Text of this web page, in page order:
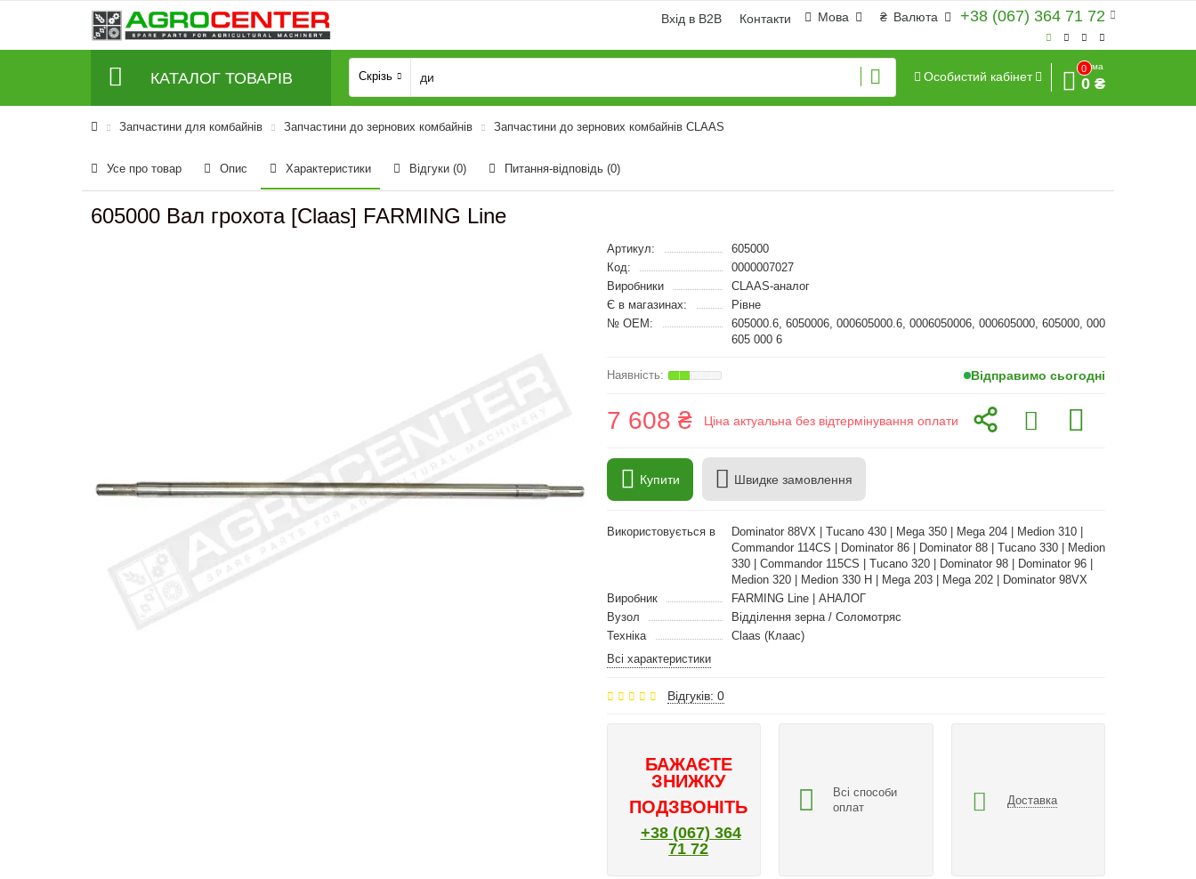
+38 (067) 364 71 72
₴ Валюта
Мова
Вхід в B2B Контакти
КАТАЛОГ ТОВАРІВ Скрізь Особистий кабінет
0
Сума
0 ₴
Запчастини для комбайнів Запчастини до зернових комбайнів Запчастини до зернових комбайнів CLAAS
Усе про товар Опис Характеристики Відгуки (0) Питання-відповідь (0)
605000 Вал грохота [Claas] FARMING Line
Артикул:
605000
Код:
0000007027
Виробники
CLAAS-аналог
Є в магазинах:
Рівне
№ OEM:
605000.6, 6050006, 000605000.6, 0006050006, 000605000, 605000, 000
605 000 6
Відправимо сьогодні
7 608 ₴ Ціна актуальна без відтермінування оплати
Купити Швидке замовлення
Використовується в
Dominator 88VX | Tucano 430 | Mega 350 | Mega 204 | Medion 310 |
Commandor 114CS | Dominator 86 | Dominator 88 | Tucano 330 | Medion
330 | Commandor 115CS | Tucano 320 | Dominator 98 | Dominator 96 |
Medion 320 | Medion 330 H | Mega 203 | Mega 202 | Dominator 98VX
Виробник
FARMING Line | АНАЛОГ
Вузол
Відділення зерна / Соломотряс
Техніка
Claas (Клаас)
Всі характеристики
Відгуків: 0
БАЖАЄТЕ
ЗНИЖКУ
ПОДЗВОНІТЬ
+38 (067) 364
71 72
Всі способи
оплат
Доставка